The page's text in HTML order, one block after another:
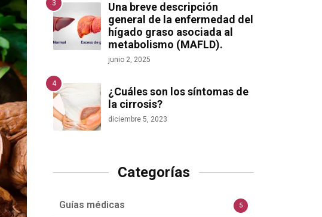
Una breve descripción
general de la enfermedad del
hígado graso asociada al
metabolismo (MAFLD).
junio 2, 2025
¿Cuáles son los síntomas de
la cirrosis?
diciembre 5, 2023
Categorías
Guías médicas 5